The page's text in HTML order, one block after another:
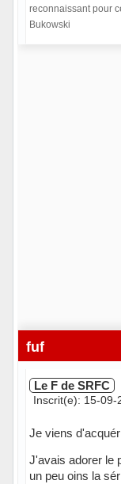
reconnaissant pour
Bukowski
fuf
Le F de SRFC
Inscrit(e): 15-09-
Je viens
J'avais adorer le
un peu oins la